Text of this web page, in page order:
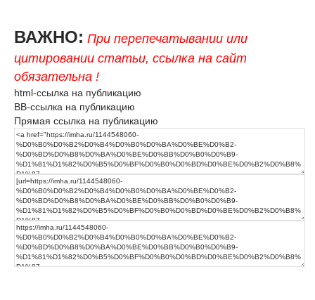
ВАЖНО: При перепечатывании или
цитировании статьи, ссылка на сайт
обязательна !
html-ссылка на публикацию
BB-ссылка на публикацию
Прямая ссылка на публикацию